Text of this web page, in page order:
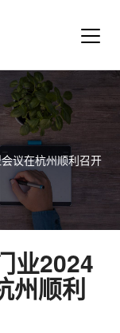
议在杭州顺利召开
业2024
州顺利